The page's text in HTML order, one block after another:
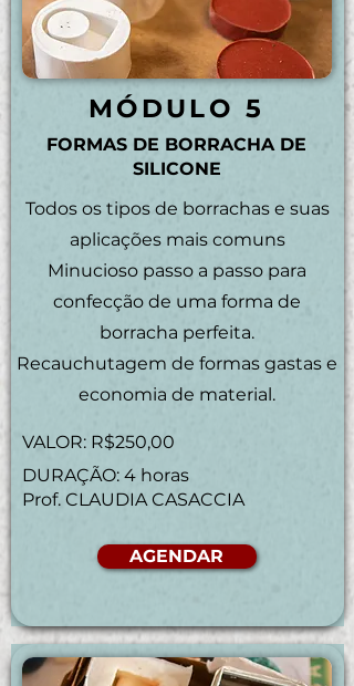
MÓDULO 5
FORMAS DE BORRACHA DE
SILICONE
Todos os tipos de borrachas e suas
aplicações mais comuns
Minucioso passo a passo para
confecção de uma forma de
borracha perfeita.
Recauchutagem de formas gastas e
economia de material.
VALOR: R$250,00
DURAÇÃO: 4 horas
Prof. CLAUDIA CASACCIA
AGENDAR